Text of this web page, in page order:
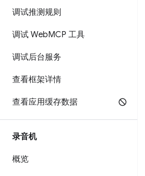
调试推测规则
调试 WebMCP 工具
调试后台服务
查看框架详情
查看应用缓存数据
录音机
概览